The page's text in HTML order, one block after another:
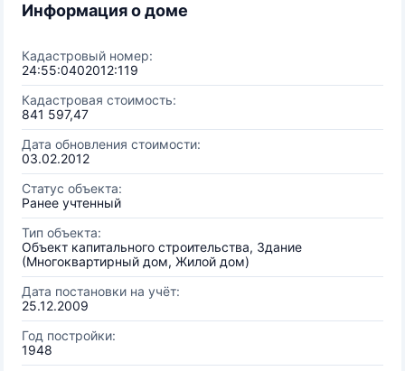
Информация о доме
Кадастровый номер:
24:55:0402012:119
Кадастровая стоимость:
841 597,47
Дата обновления стоимости:
03.02.2012
Статус объекта:
Ранее учтенный
Тип объекта:
Объект капитального строительства, Здание
(Многоквартирный дом, Жилой дом)
Дата постановки на учёт:
25.12.2009
Год постройки:
1948